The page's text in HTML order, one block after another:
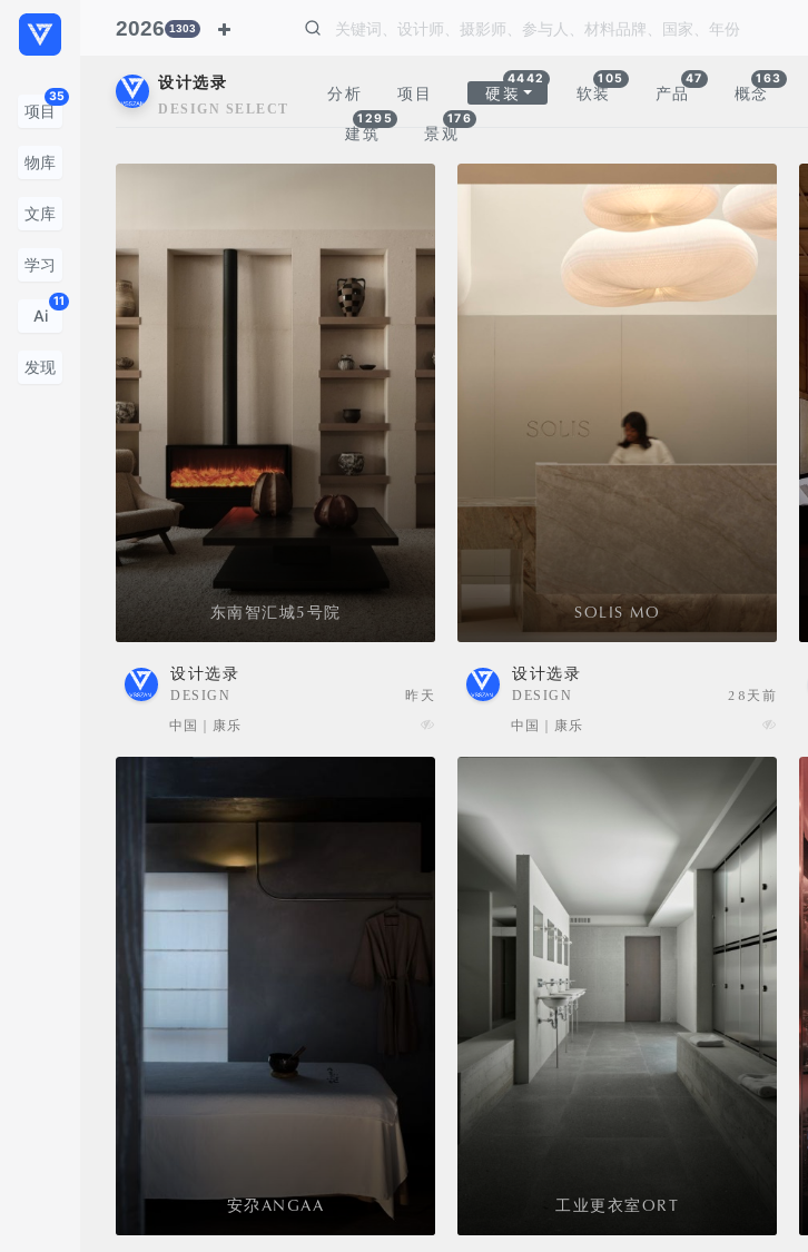
项目
35
物库
文库
学习
Ai
11
发现
2026 1303
设计选录
DESIGN SELECTION
分析 项目 硬装
4442
软装
105
产品
47
概念
163
建筑
1295
景观
176
东南智汇城5号院
设计选录
DESIGN
昨天
中国 | 康乐
SOLIS MO
设计选录
DESIGN
28天前
中国 | 康乐
安尕ANGAA 工业更衣室ORT